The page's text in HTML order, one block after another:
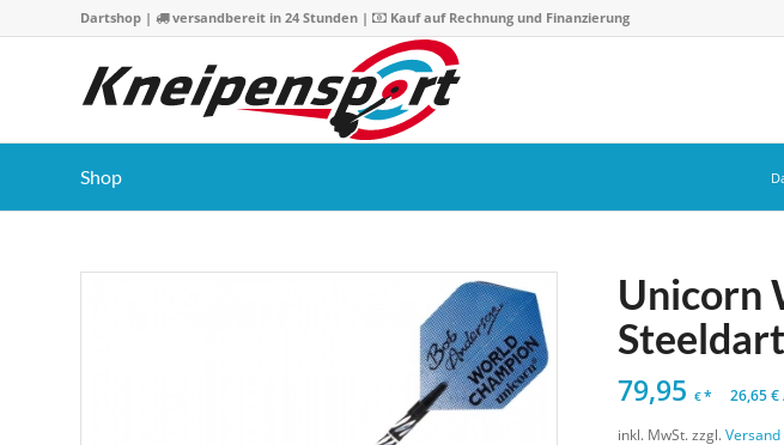
Dartshop | versandbereit in 24 Stunden | Kauf auf Rechnung und Finanzierung
Shop
Unicorn
79,95€* 26,65€
inkl. MwSt. zzgl.Versand